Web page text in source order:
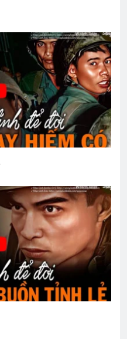
chương 41
NGUYỄN VĂN THÙY
phu nhân Võ Bị
NÓIChuyện của tôi
3 Years Ago